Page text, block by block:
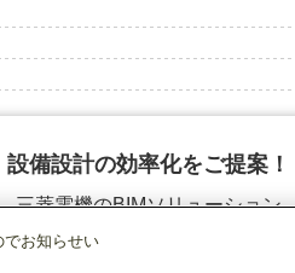
設備設計の効率化をご提案！
三菱電機のBIMソリューション
（空調.換気.照明）
でお知らせい